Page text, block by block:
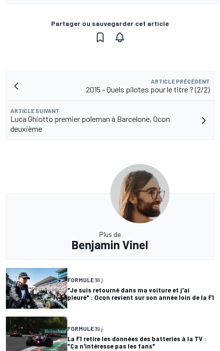
Partager ou sauvegarder cet article
ARTICLE PRÉCÉDENT
2015 - Quels pilotes pour le titre ? (2/2)
ARTICLE SUIVANT
Luca Ghiotto premier poleman à Barcelone, Ocon
deuxième
Plus de
Benjamin Vinel
FORMULE 16 j
"Je suis retourné dans ma voiture et j'ai
pleuré" : Ocon revient sur son année loin de la F1
FORMULE 19 j
La F1 retire les données des batteries à la TV :
"Ça n'intéresse pas les fans"